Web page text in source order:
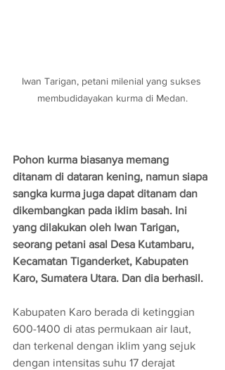
Iwan Tarigan, petani milenial yang sukses
membudidayakan kurma di Medan.
Pohon kurma biasanya memang
ditanam di dataran kening, namun siapa
sangka kurma juga dapat ditanam dan
dikembangkan pada iklim basah. Ini
yang dilakukan oleh Iwan Tarigan,
seorang petani asal Desa Kutambaru,
Kecamatan Tiganderket, Kabupaten
Karo, Sumatera Utara. Dan dia berhasil.
Kabupaten Karo berada di ketinggian
600-1400 di atas permukaan air laut,
dan terkenal dengan iklim yang sejuk
dengan intensitas suhu 17 derajat